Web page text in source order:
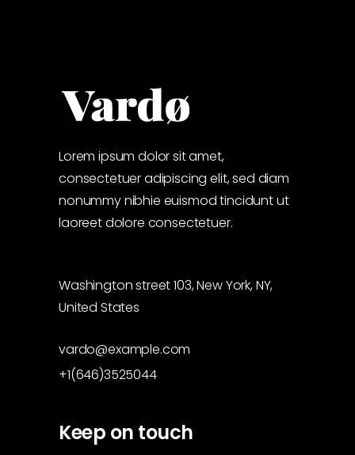
Lorem ipsum dolor sit amet,
consectetuer adipiscing elit, sed diam
nonummy nibhie euismod tincidunt ut
laoreet dolore consectetuer.
Washington street 103, New York, NY,
United States
vardo@example.com
+1(646)3525044
Keep on touch